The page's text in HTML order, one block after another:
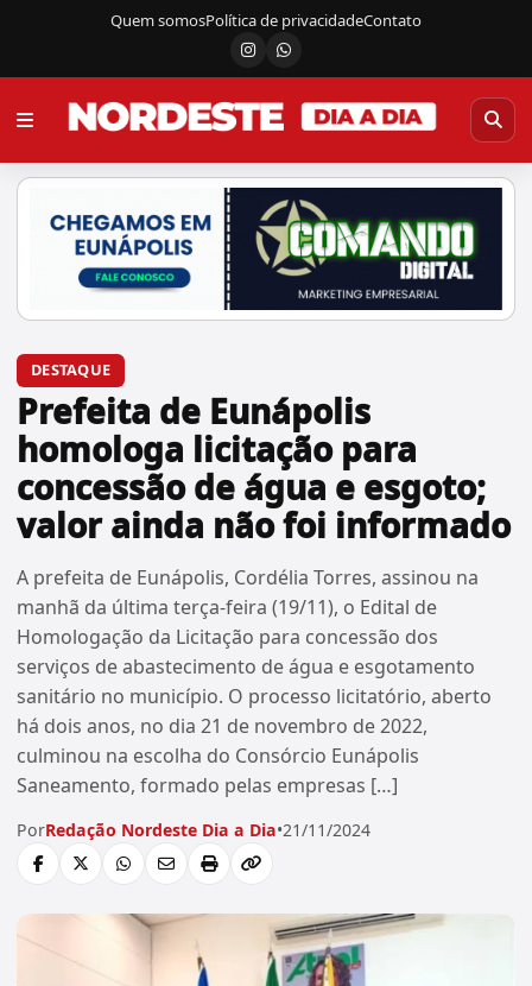
Quem somosPolítica de privacidadeContato
InstagramCanal do WhatsApp
DESTAQUE
Prefeita de Eunápolis
homologa licitação para
concessão de água e esgoto;
valor ainda não foi informado
A prefeita de Eunápolis, Cordélia Torres, assinou na
manhã da última terça-feira (19/11), o Edital de
Homologação da Licitação para concessão dos
serviços de abastecimento de água e esgotamento
sanitário no município. O processo licitatório, aberto
há dois anos, no dia 21 de novembro de 2022,
culminou na escolha do Consórcio Eunápolis
Saneamento, formado pelas empresas […]
PorRedação Nordeste Dia a Dia•21/11/2024